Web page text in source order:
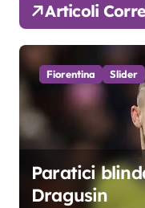
i
o
n
e
a
Articoli
Fiorentina Slider
Paratici
Dragusin